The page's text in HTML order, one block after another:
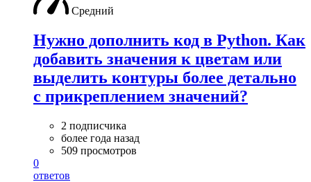
Средний
Нужно дополнить код в Python. Как
добавить значения к цветам или
выделить контуры более детально
с прикреплением значений?
2 подписчика
более года назад
509 просмотров
0
ответов